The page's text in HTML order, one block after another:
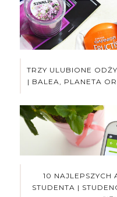
TRZY ULUBIONE
| BALEA, PLANETA
10 NAJLEPSZYCH
STUDENTA |